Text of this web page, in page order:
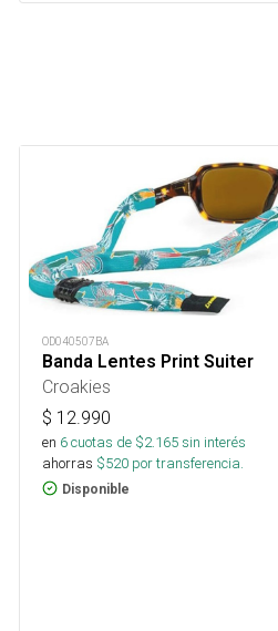
OD040507BA
Banda Lentes Print Suiter
Croakies
$ 12.990
en 6cuotas de $2.165sin interés
ahorras $520 por transferencia.
Disponible